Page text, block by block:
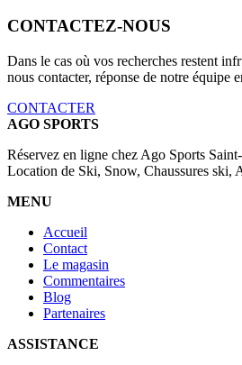
CONTACTEZ-NOUS
Dans le cas où vos recherches restent
nous contacter, réponse de notre équipe
CONTACTER
AGO SPORTS
Réservez en ligne chez Ago Sports
Location de Ski, Snow, Chaussures ski,
MENU
Accueil
Contact
Le magasin
Commentaires
Blog
Partenaires
ASSISTANCE